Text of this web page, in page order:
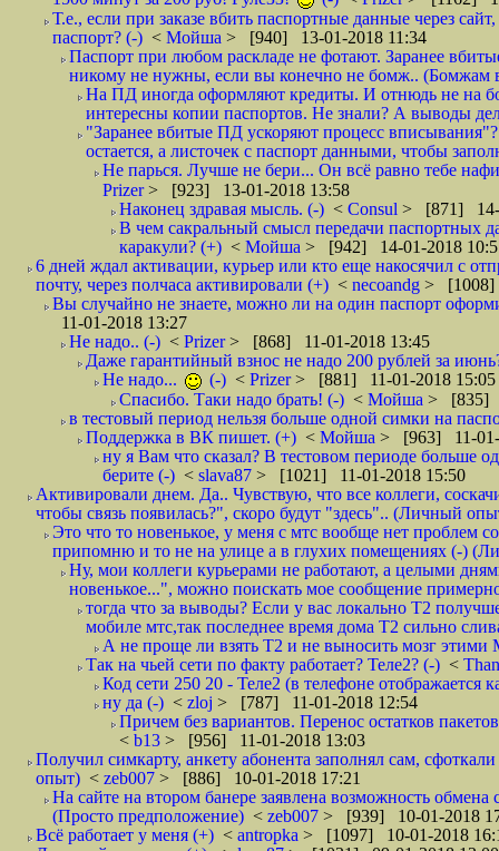
Т.е., если при заказе вбить паспортные данные через
паспорт? (-) < Мойша > [940] 13-01-2018 11:34
Паспорт при любом раскладе не фотают. Заранее
никому не нужны, если вы конечно не бомж.. (Бомжам
На ПД иногда оформляют кредиты. И отнюдь не на
интересны копии паспортов. Не знали? А выводы
"Заранее вбитые ПД ускоряют процесс
остается, а листочек с паспорт данными, чтобы
Не парься. Лучше не бери... Он всё равно тебе
Prizer> [923] 13-01-2018 13:58
Наконец здравая мысль. (-) < Consul > [871] 14-
В чем сакральный смысл передачи паспортных
каракули? (+) < Мойша > [942] 14-01-2018
6 дней ждал активации, курьер или кто еще накосячил с
почту, через полчаса активировали (+) < necoandg > [1008]
Вы случайно не знаете, можно ли на один паспорт
11-01-2018 13:27
Не надо.. (-) < Prizer> [868] 11-01-2018 13:45
Даже гарантийный взнос не надо 200 рублей за
Не надо...
(-) < Prizer> [881] 11-01-2018 15:05
Спасибо. Таки надо брать! (-) < Мойша > [835]
в тестовый период нельзя больше одной симки на
Поддержка в ВК пишет. (+) < Мойша > [963] 11-01-
ну я Вам что сказал? В тестовом периоде больше
берите (-) < slava87 > [1021] 11-01-2018 15:50
Активировали днем. Да.. Чувствую, что все коллеги,
чтобы связь появилась?", скоро будут "здесь".. (Личный
Это что то новенькое, у меня с мтс вообще нет проблем
припомню и то не на улице а в глухих помещениях (-)
Ну, мои коллеги курьерами не работают, а целыми
новенькое...", можно поискать мое сообщение
тогда что за выводы? Если у вас локально Т2
мобиле мтс,так последнее время дома Т2 сильно
А не проще ли взять Т2 и не выносить мозг
Так на чьей сети по факту работает? Теле2? (-) <
Код сети 250 20 - Теле2 (в телефоне отображается
ну да (-) < zloj > [787] 11-01-2018 12:54
Причем без вариантов. Перенос остатков
< b13 > [956] 11-01-2018 13:03
Получил симкарту, анкету абонента заполнял сам,
опыт) < zeb007 > [886] 10-01-2018 17:21
На сайте на втором банере заявлена возможность
(Просто предположение) < zeb007 > [939] 10-01-2018
Всё работает у меня (+) < antropka > [1097] 10-01-2018